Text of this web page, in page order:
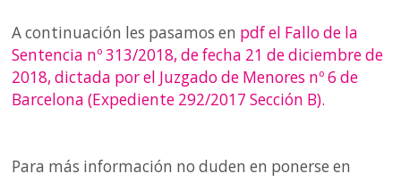
A continuación les pasamos en pdf el Fallo de la
Sentencia nº 313/2018, de fecha 21 de diciembre de
2018, dictada por el Juzgado de Menores nº 6 de
Barcelona (Expediente 292/2017 Sección B).
Para más información no duden en ponerse en